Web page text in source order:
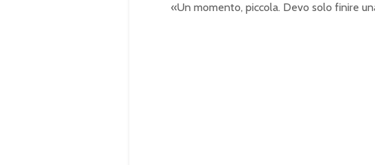
«Un momento, piccola. Devo solo finire